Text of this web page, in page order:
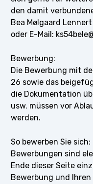
den damit
Bea Mølgaard
oder E-Mail:
Bewerbung:
Die Bewerbung mit
26 sowie das
die Dokumentation
usw. müssen vor
werden.
So bewerben Sie sich:
Bewerbungen sind
Ende dieser Seite
Bewerbung und